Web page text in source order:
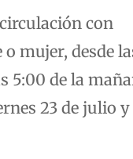
con
mujer, desde
5:00 de la
23 de julio y